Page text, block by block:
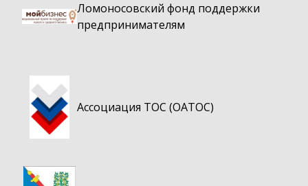
Ломоносовский фонд поддержки
предпринимателям
Ассоциация ТОС (ОАТОС)